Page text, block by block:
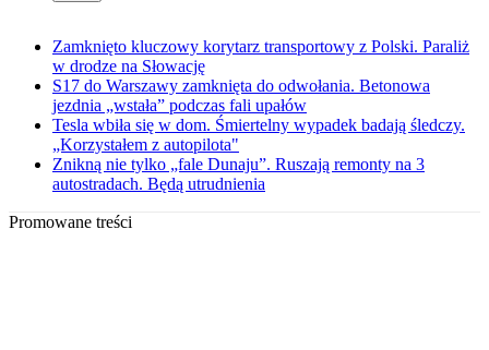
Zamknięto kluczowy korytarz transportowy z Polski. Paraliż
w drodze na Słowację
S17 do Warszawy zamknięta do odwołania. Betonowa
jezdnia „wstała” podczas fali upałów
Tesla wbiła się w dom. Śmiertelny wypadek badają śledczy.
„Korzystałem z autopilota"
Znikną nie tylko „fale Dunaju”. Ruszają remonty na 3
autostradach. Będą utrudnienia
Promowane treści